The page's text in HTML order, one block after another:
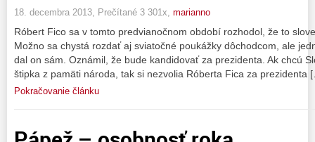
18. decembra 2013, Prečítané 3 301x, marianno
Róbert Fico sa v tomto predvianočnom období rozhodol, že to
Možno sa chystá rozdať aj sviatočné poukážky dôchodcom, ale
dal on sám. Oznámil, že bude kandidovať za prezidenta. Ak chcú
štipka z pamäti národa, tak si nezvolia Róberta Fica za prezidenta
Pokračovanie článku